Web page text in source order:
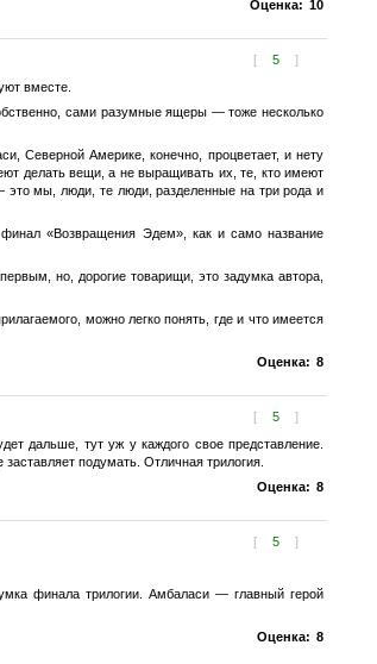
Оценка: 10
[ 5 ]
вместе.
сами разумные ящеры — тоже несколько
Северной Америке, конечно, процветает, и нету
делать вещи, а не выращивать их, те, кто имеют
это мы, люди, те люди, разделенные на три рода и
«Возвращения Эдем», как и само название
но, дорогие товарищи, это задумка автора,
можно легко понять, где и что имеется
Оценка: 8
[ 5 ]
дальше, тут уж у каждого свое представление.
подумать. Отличная трилогия.
Оценка: 8
[ 5 ]
финала трилогии. Амбаласи — главный герой
Оценка: 8